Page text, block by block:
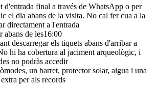
d'entrada final a través de WhatsApp o per
el dia abans de la visita. No cal fer cua a la
directament a l'entrada
abans de les16:00
descarregar els tiquets abans d'arribar a
hi ha cobertura al jaciment arqueològic, i
no podràs accedir
un barret, protector solar, aigua i una
per als records